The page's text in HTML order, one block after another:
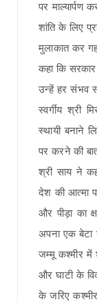
पर माल्यार्पण
शांति के लिए
मुलाकात कर
कहा कि
उन्हें हर संभव
स्वर्गीय श्री
स्थायी बनाने
पर करने की
श्री साय ने
देश की आत्मा
और पीड़ा का
अपना एक बेटा
जम्मू कश्मीर में
और घाटी के
के जरिए